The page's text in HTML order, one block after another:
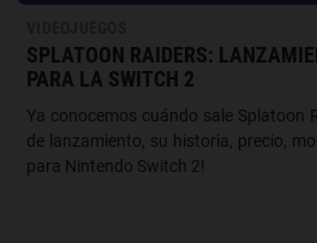
SPLATOON RAIDERS:
PARA LA SWITCH 2
Ya conocemos cuándo sale Splatoon
de lanzamiento, su historia, precio,
para Nintendo Switch 2!